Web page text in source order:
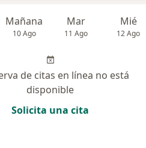
Mañana
10 Ago
Mar
11 Ago
Mié
12 Ago
de citas en línea no está
disponible
Solicita una cita